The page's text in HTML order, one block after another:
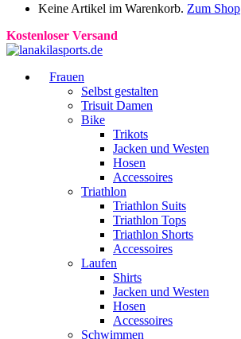
Keine Artikel im Warenkorb. Zum Shop
Kostenloser Versand
Frauen
Selbst gestalten
Trisuit Damen
Bike
Trikots
Jacken und Westen
Hosen
Accessoires
Triathlon
Triathlon Suits
Triathlon Tops
Triathlon Shorts
Accessoires
Laufen
Shirts
Jacken und Westen
Hosen
Accessoires
Schwimmen